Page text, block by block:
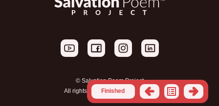
Finished
© Salvation Poem Project
All rights reserved. |Privacy Policy